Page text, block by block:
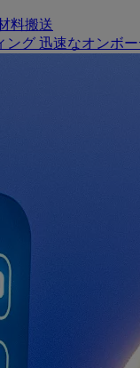
料搬送
ング 迅速なオンボ